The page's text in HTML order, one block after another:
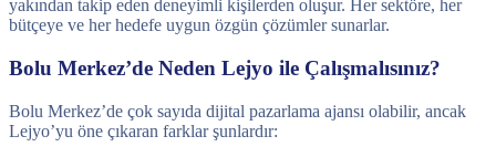
yakından takip eden deneyimli kişilerden oluşur. Her sektöre, her
bütçeye ve her hedefe uygun özgün çözümler sunarlar.
Bolu Merkez’de Neden Lejyo ile Çalışmalısınız?
Bolu Merkez’de çok sayıda dijital pazarlama ajansı olabilir, ancak
Lejyo’yu öne çıkaran farklar şunlardır: